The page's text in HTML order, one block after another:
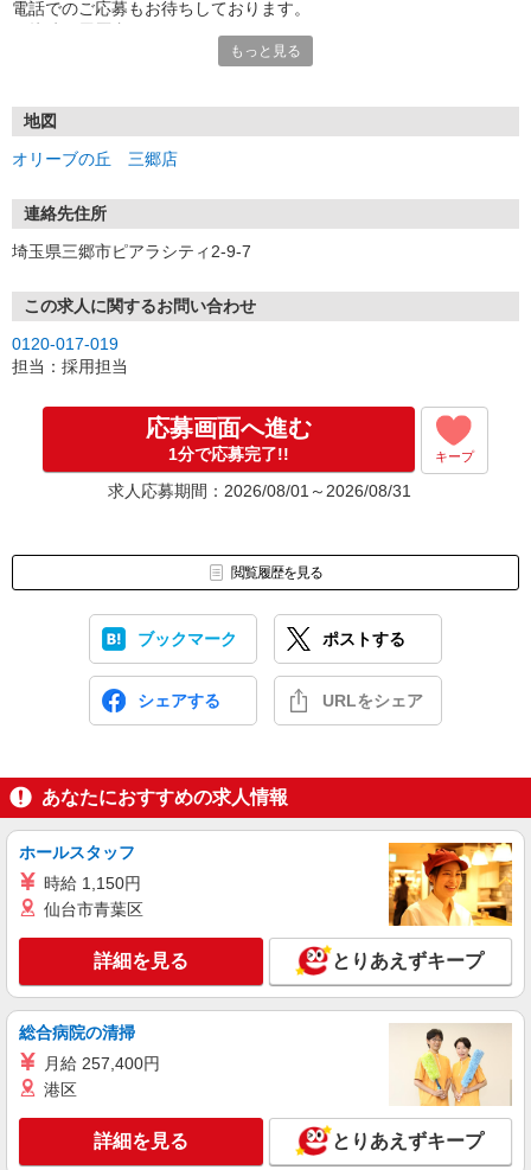
電話でのご応募もお待ちしております。
もっと見る
地図
オリーブの丘 三郷店
連絡先住所
埼玉県三郷市ピアラシティ2-9-7
この求人に関するお問い合わせ
0120-017-019
担当：採用担当
応募画面へ進む
1分で応募完了!! キープ
求人応募期間：2026/08/01～2026/08/31
閲覧履歴を見る
ブックマーク ポストする
シェアする URLをシェア
あなたにおすすめの求人情報
ホールスタッフ
時給 1,150円
仙台市青葉区
詳細を見る とりあえずキープ
総合病院の清掃
月給 257,400円
港区
詳細を見る とりあえずキープ